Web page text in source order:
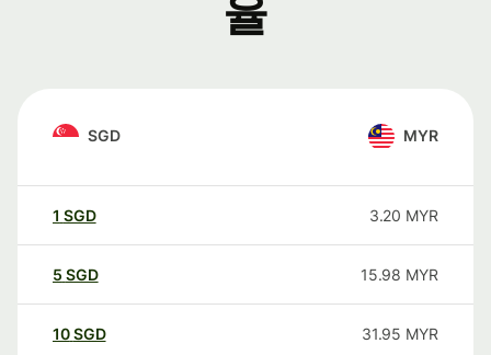
율
SGD MYR
1 SGD 3.20 MYR
5 SGD 15.98 MYR
10SGD 31.95 MYR